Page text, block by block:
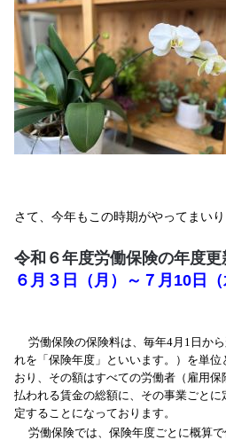
さて、今年もこの時期がやってまいり
令和６年度労働保険の年度更
６月３日（月）～７月10日（
労働保険の保険料は、毎年4月1日か
れを「保険年度」といいます。）を単
おり、その額はすべての労働者（雇用
払われる賃金の総額に、その事業ごと
定することになっております。
労働保険では、保険年度ごとに概算